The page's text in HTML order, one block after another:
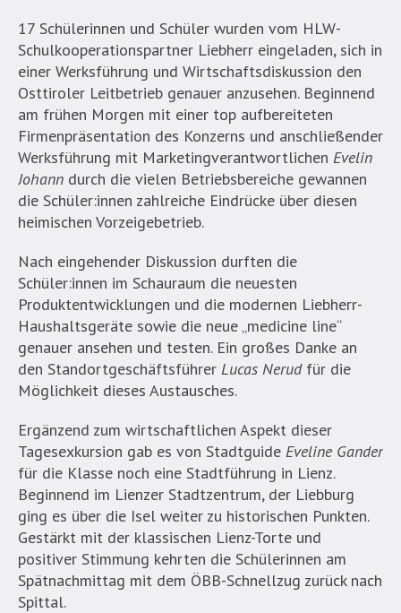
17 Schülerinnen und Schüler wurden vom HLW-
Schulkooperationspartner Liebherr eingeladen, sich in
einer Werksführung und Wirtschaftsdiskussion den
Osttiroler Leitbetrieb genauer anzusehen. Beginnend
am frühen Morgen mit einer top aufbereiteten
Firmenpräsentation des Konzerns und anschließender
Werksführung mit Marketingverantwortlichen Evelin
Johanndurch die vielen Betriebsbereiche gewannen
die Schüler:innen zahlreiche Eindrücke über diesen
heimischen Vorzeigebetrieb.
Nach eingehender Diskussion durften die
Schüler:innen im Schauraum die neuesten
Produktentwicklungen und die modernen Liebherr-
Haushaltsgeräte sowie die neue „medicine line“
genauer ansehen und testen. Ein großes Danke an
den Standortgeschäftsführer Lucas Nerudfür die
Möglichkeit dieses Austausches.
Ergänzend zum wirtschaftlichen Aspekt dieser
Tagesexkursion gab es von Stadtguide Eveline Gander
für die Klasse noch eine Stadtführung in Lienz.
Beginnend im Lienzer Stadtzentrum, der Liebburg
ging es über die Isel weiter zu historischen Punkten.
Gestärkt mit der klassischen Lienz-Torte und
positiver Stimmung kehrten die Schülerinnen am
Spätnachmittag mit dem ÖBB-Schnellzug zurück nach
Spittal.